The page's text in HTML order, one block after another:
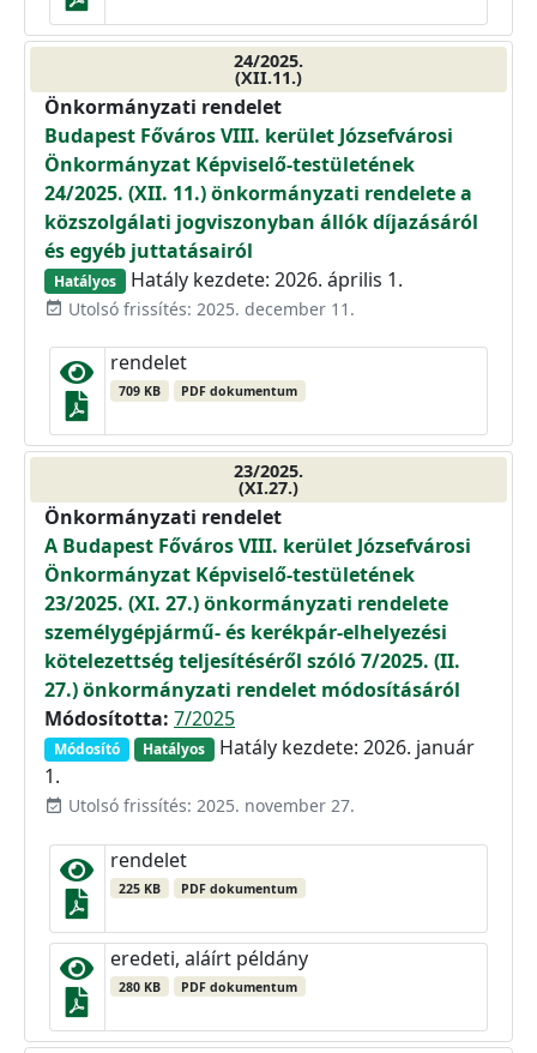
24/2025.
(XII.11.)
Önkormányzati rendelet
Budapest Főváros VIII. kerület Józsefvárosi
Önkormányzat Képviselő-testületének
24/2025. (XII. 11.) önkormányzati rendelete a
közszolgálati jogviszonyban állók díjazásáról
és egyéb juttatásairól
Hatályos Hatály kezdete: 2026. április 1.
event_available Utolsó frissítés: 2025. december 11.
rendelet
709 KB PDF dokumentum
23/2025.
(XI.27.)
Önkormányzati rendelet
A Budapest Főváros VIII. kerület Józsefvárosi
Önkormányzat Képviselő-testületének
23/2025. (XI. 27.) önkormányzati rendelete
személygépjármű- és kerékpár-elhelyezési
kötelezettség teljesítéséről szóló 7/2025. (II.
27.) önkormányzati rendelet módosításáról
Módosította: 7/2025
Módosító Hatályos
Hatály kezdete: 2026. január
1.
event_available Utolsó frissítés: 2025. november 27.
rendelet
225 KB PDF dokumentum
eredeti, aláírt példány
280 KB PDF dokumentum